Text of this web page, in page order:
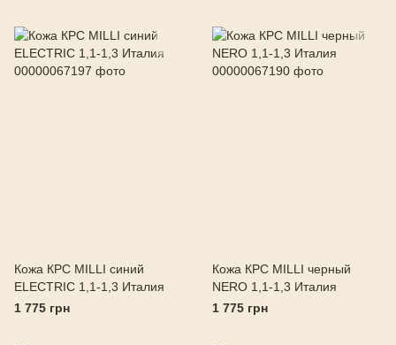
Кожа КРС MILLI синий
ELECTRIC 1,1-1,3 Италия
1 775 грн
Кожа КРС MILLI черный
NERO 1,1-1,3 Италия
1 775 грн